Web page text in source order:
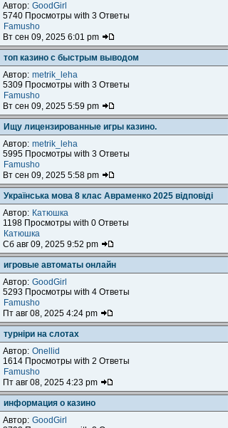
Автор: GoodGirl
5740 Просмотры with 3 Ответы
Famusho
Вт сен 09, 2025 6:01 pm
топ казино с быстрым выводом
Автор: metrik_leha
5309 Просмотры with 3 Ответы
Famusho
Вт сен 09, 2025 5:59 pm
Ищу лицензированные игры казино.
Автор: metrik_leha
5995 Просмотры with 3 Ответы
Famusho
Вт сен 09, 2025 5:58 pm
Українська мова 8 клас Авраменко 2025 відповіді
Автор: Катюшка
1198 Просмотры with 0 Ответы
Катюшка
Сб авг 09, 2025 9:52 pm
игровые автоматы онлайн
Автор: GoodGirl
5293 Просмотры with 4 Ответы
Famusho
Пт авг 08, 2025 4:24 pm
турніри на слотах
Автор: Onellid
1614 Просмотры with 2 Ответы
Famusho
Пт авг 08, 2025 4:23 pm
информация о казино
Автор: GoodGirl